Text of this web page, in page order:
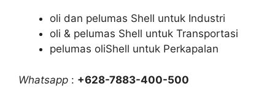
oli dan pelumas Shell untuk Industri
oli & pelumas Shell untuk Transportasi
pelumas oliShell untuk Perkapalan
Whatsapp : +628-7883-400-500